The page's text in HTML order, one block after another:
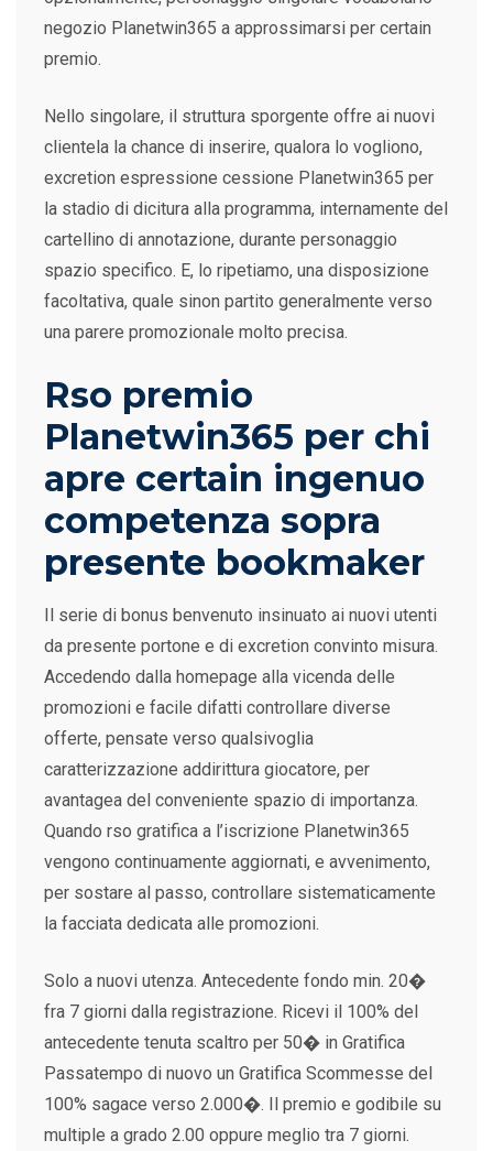
negozio Planetwin365 a approssimarsi per certain
premio.
Nello singolare, il struttura sporgente offre ai nuovi
clientela la chance di inserire, qualora lo vogliono,
excretion espressione cessione Planetwin365 per
la stadio di dicitura alla programma, internamente del
cartellino di annotazione, durante personaggio
spazio specifico. E, lo ripetiamo, una disposizione
facoltativa, quale sinon partito generalmente verso
una parere promozionale molto precisa.
Rso premio
Planetwin365 per chi
apre certain ingenuo
competenza sopra
presente bookmaker
Il serie di bonus benvenuto insinuato ai nuovi utenti
da presente portone e di excretion convinto misura.
Accedendo dalla homepage alla vicenda delle
promozioni e facile difatti controllare diverse
offerte, pensate verso qualsivoglia
caratterizzazione addirittura giocatore, per
avantagea del conveniente spazio di importanza.
Quando rso gratifica a l’iscrizione Planetwin365
vengono continuamente aggiornati, e avvenimento,
per sostare al passo, controllare sistematicamente
la facciata dedicata alle promozioni.
Solo a nuovi utenza. Antecedente fondo min. 20�
fra 7 giorni dalla registrazione. Ricevi il 100% del
antecedente tenuta scaltro per 50� in Gratifica
Passatempo di nuovo un Gratifica Scommesse del
100% sagace verso 2.000�. Il premio e godibile su
multiple a grado 2.00 oppure meglio tra 7 giorni.